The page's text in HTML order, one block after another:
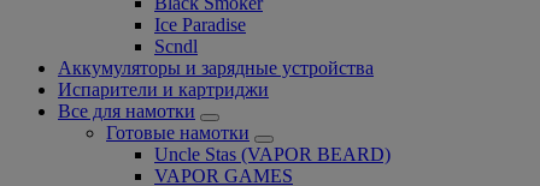
Ice Paradise
Scndl
Аккумуляторы и зарядные устройства
Испарители и картриджи
Все для намотки
Готовые намотки
Uncle Stas (VAPOR BEARD)
VAPOR GAMES